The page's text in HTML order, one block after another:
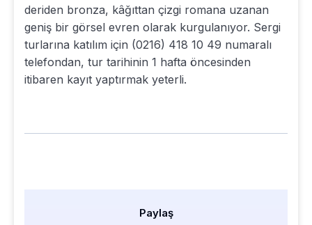
deriden bronza, kâğıttan çizgi romana uzanan
geniş bir görsel evren olarak kurgulanıyor. Sergi
turlarına katılım için (0216) 418 10 49 numaralı
telefondan, tur tarihinin 1 hafta öncesinden
itibaren kayıt yaptırmak yeterli.
Paylaş